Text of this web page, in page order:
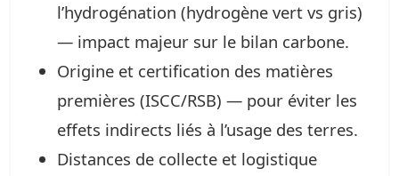
l’hydrogénation (hydrogène vert vs gris)
— impact majeur sur le bilan carbone.
Origine et certification des matières
premières (ISCC/RSB) — pour éviter les
effets indirects liés à l’usage des terres.
Distances de collecte et logistique